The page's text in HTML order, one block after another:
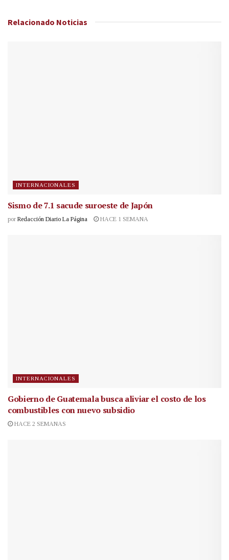
Relacionado Noticias
INTERNACIONALES
Sismo de 7.1 sacude suroeste de Japón
por Redacción Diario La Página HACE 1 SEMANA
INTERNACIONALES
Gobierno de Guatemala busca aliviar el costo de los
combustibles con nuevo subsidio
HACE 2 SEMANAS